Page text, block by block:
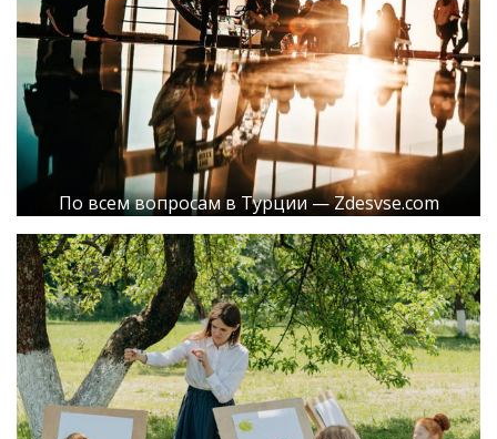
По всем вопросам в Турции — Zdesvse.com